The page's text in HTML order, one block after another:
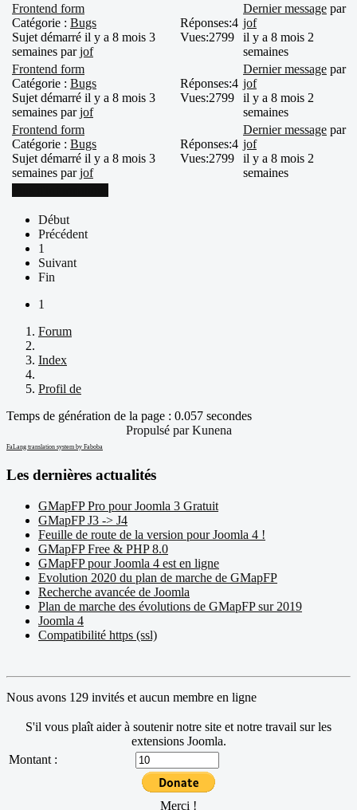
Frontend form
Catégorie : Bugs
Sujet démarré il y a 8 mois 3
semaines parjof
Réponses:4
Vues:2799
Dernier message par
jof
il y a 8 mois 2
semaines
Frontend form
Catégorie : Bugs
Sujet démarré il y a 8 mois 3
semaines parjof
Réponses:4
Vues:2799
Dernier message par
jof
il y a 8 mois 2
semaines
Frontend form
Catégorie : Bugs
Sujet démarré il y a 8 mois 3
semaines parjof
Réponses:4
Vues:2799
Dernier message par
jof
il y a 8 mois 2
semaines
Début
Précédent
1
Suivant
Fin
1
Forum
Index
Profil de
Temps de génération de la page : 0.057 secondes
Propulsé parKunena
FaLang translation system by Faboba
Les dernières actualités
GMapFP Pro pour Joomla 3 Gratuit
GMapFP J3 -> J4
Feuille de route de la version pour Joomla 4 !
GMapFP Free & PHP 8.0
GMapFP pour Joomla 4 est en ligne
Evolution 2020 du plan de marche de GMapFP
Recherche avancée de Joomla
Plan de marche des évolutions de GMapFP sur 2019
Joomla 4
Compatibilité https (ssl)
Nous avons 129 invités et aucun membre en ligne
S'il vous plaît aider à soutenir notre site et notre travail sur les
extensions Joomla.
Montant :
Merci !